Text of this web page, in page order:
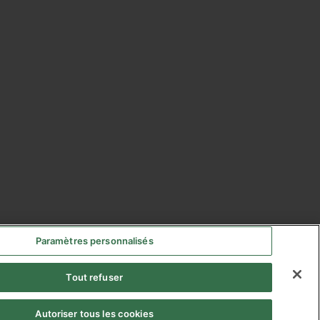
Paramètres personnalisés
Tout refuser
Autoriser tous les cookies